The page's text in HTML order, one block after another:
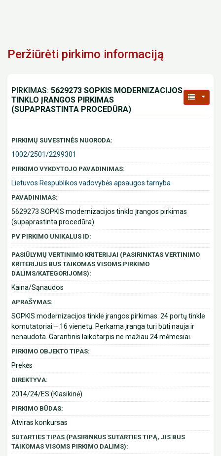
Peržiūrėti pirkimo informaciją
PIRKIMAS: 5629273 SOPKIS MODERNIZACIJOS
TINKLO ĮRANGOS PIRKIMAS
(SUPAPRASTINTA PROCEDŪRA)
PIRKIMŲ SUVESTINĖS NUORODA:
1002/2501/2299301
PIRKIMO VYKDYTOJO PAVADINIMAS:
Lietuvos Respublikos vadovybės apsaugos tarnyba
PAVADINIMAS:
5629273 SOPKIS modernizacijos tinklo įrangos pirkimas
(supaprastinta procedūra)
PV PIRKIMO UNIKALUS ID:
PASIŪLYMŲ VERTINIMO KRITERIJAI (PASIRINKTAS VERTINIMO
KRITERIJUS BUS TAIKOMAS VISOMS PIRKIMO
DALIMS/KATEGORIJOMS):
Kaina/Sąnaudos
APRAŠYMAS:
SOPKIS modernizacijos tinkle įrangos pirkimas. 24 portų tinkle
komutatoriai – 16 vienetų. Perkama įranga turi būti nauja ir
nenaudota. Garantinis laikotarpis ne mažiau 24 mėmesiai.
PIRKIMO OBJEKTO TIPAS:
Prekės
DIREKTYVA:
2014/24/ES (Klasikinė)
PIRKIMO BŪDAS:
Atviras konkursas
SUTARTIES TIPAS (PASIRINKUS SUTARTIES TIPĄ, JIS BUS
TAIKOMAS VISOMS PIRKIMO DALIMS):